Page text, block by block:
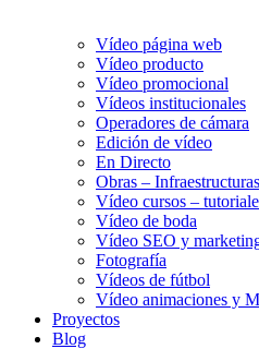
Vídeo página web
Vídeo producto
Vídeo promocional
Vídeos institucionales
Operadores de cámara
Edición de vídeo
En Directo
Obras – Infraestructuras
Vídeo cursos –
Vídeo de boda
Vídeo SEO y
Fotografía
Vídeos de fútbol
Vídeo animaciones y
Proyectos
Blog